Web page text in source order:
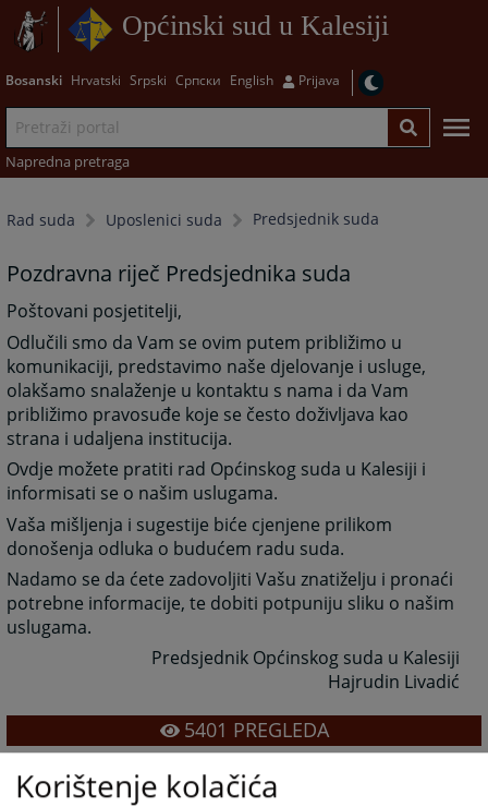
Općinski sud u Kalesiji
Bosanski Hrvatski Srpski Српски English Prijava
Napredna pretraga
Rad suda Uposlenici suda Predsjednik suda
Pozdravna riječ Predsjednika suda
Poštovani posjetitelji,
Odlučili smo da Vam se ovim putem približimo u
komunikaciji, predstavimo naše djelovanje i usluge,
olakšamo snalaženje u kontaktu s nama i da Vam
približimo pravosuđe koje se često doživljava kao
strana i udaljena institucija.
Ovdje možete pratiti rad Općinskog suda u Kalesiji i
informisati se o našim uslugama.
Vaša mišljenja i sugestije biće cjenjene prilikom
donošenja odluka o budućem radu suda.
Nadamo se da ćete zadovoljiti Vašu znatiželju i pronaći
potrebne informacije, te dobiti potpuniju sliku o našim
uslugama.
Predsjednik Općinskog suda u Kalesiji
Hajrudin Livadić
5401 PREGLEDA
Korištenje kolačića